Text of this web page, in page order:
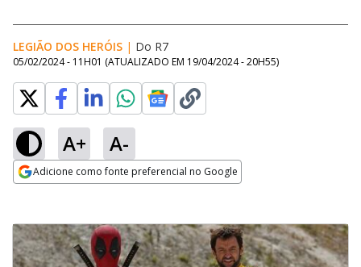
LEGIÃO DOS HERÓIS | Do R7
05/02/2024 - 11H01 (ATUALIZADO EM 19/04/2024 - 20H55)
A+ A-
Adicione como fonte preferencial no Google